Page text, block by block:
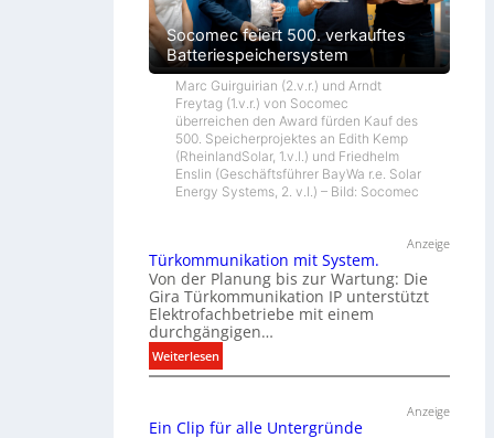
Socomec feiert 500. verkauftes
Batteriespeichersystem
Marc Guirguirian (2.v.r.) und Arndt
Freytag (1.v.r.) von Socomec
überreichen den Award fürden Kauf des
500. Speicherprojektes an Edith Kemp
(RheinlandSolar, 1.v.l.) und Friedhelm
Enslin (Geschäftsführer BayWa r.e. Solar
Energy Systems, 2. v.l.) – Bild: Socomec
Anzeige
Türkommunikation mit System.
Von der Planung bis zur Wartung: Die
Gira Türkommunikation IP unterstützt
Elektrofachbetriebe mit einem
durchgängigen…
Weiterlesen:
T
r
Anzeige
Ein Clip für alle Untergründe